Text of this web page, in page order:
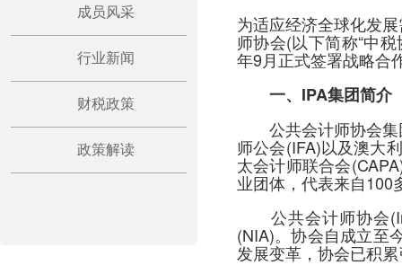
为适应经济全球化发
师协会(以下简称“中
年9月正式签署战略合
一、IPA集团简介
公共会计师协会集
师公会(IFA)以及澳大
太会计师联合会
业团体，代表来自100
公共会计师协会
(NIA)。协会自成立至
发展变革，协会已积
成员风采
行业新闻
财税政策
政策解读